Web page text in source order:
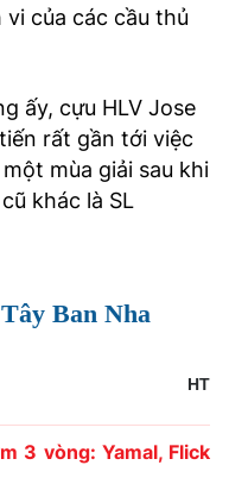
của các cầu thủ
ấy, cựu HLV Jose
rất gần tới việc
mùa giải sau khi
khác là SL
Ban Nha
HT
3 vòng: Yamal, Flick